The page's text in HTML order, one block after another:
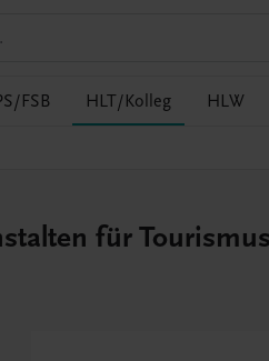
FSB HLT/Kolleg HLW
für